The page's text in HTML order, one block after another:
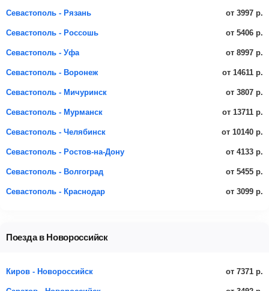
Севастополь - Рязань от 3997 р.
Севастополь - Россошь от 5406 р.
Севастополь - Уфа от 8997 р.
Севастополь - Воронеж от 14611 р.
Севастополь - Мичуринск от 3807 р.
Севастополь - Мурманск от 13711 р.
Севастополь - Челябинск от 10140 р.
Севастополь - Ростов-на-Дону от 4133 р.
Севастополь - Волгоград от 5455 р.
Севастополь - Краснодар от 3099 р.
Поезда в Новороссийск
Киров - Новороссийск от 7371 р.